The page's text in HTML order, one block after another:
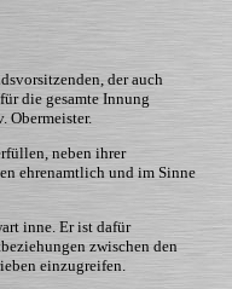
der auch
die gesamte Innung
Obermeister.
neben ihrer
ehrenamtlich und im Sinne
inne. Er ist dafür
zwischen den
einzugreifen.